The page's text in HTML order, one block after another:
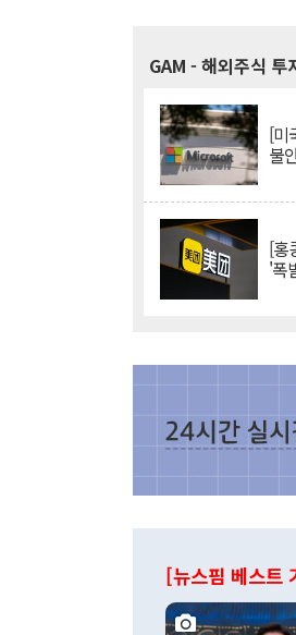
GAM - 해외주식 투
[미
불
[홍
'폭
[뉴스핌 베스트